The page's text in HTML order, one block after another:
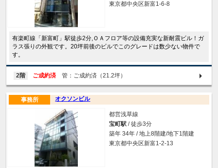
東京都中央区新富1-6-8
有楽町線「新富町」駅徒歩2分,ＯＡフロア等の設備充実な新耐震ビル！ガ
ラス張りの外観です。20坪前後のビルでこのグレードは数少ない物件で
す。
2階 ご成約済 管：ご成約済（21.2坪）
オクソンビル
事務所
都営浅草線
宝町駅 / 徒歩3分
築年 34年 / 地上8階建/地下1階建
東京都中央区新富1-2-13